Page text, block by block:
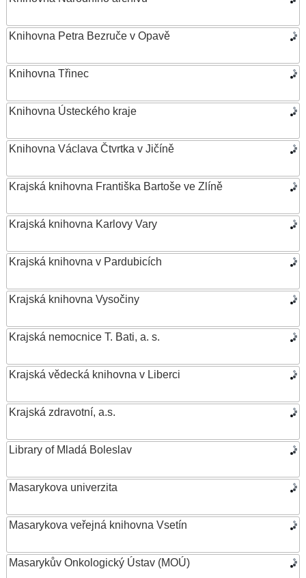
Knihovna Petra Bezruče v Opavě
Knihovna Třinec
Knihovna Ústeckého kraje
Knihovna Václava Čtvrtka v Jičíně
Krajská knihovna Františka Bartoše ve Zlíně
Krajská knihovna Karlovy Vary
Krajská knihovna v Pardubicích
Krajská knihovna Vysočiny
Krajská nemocnice T. Bati, a. s.
Krajská vědecká knihovna v Liberci
Krajská zdravotní, a.s.
Library of Mladá Boleslav
Masarykova univerzita
Masarykova veřejná knihovna Vsetín
Masarykův Onkologický Ústav (MOÚ)